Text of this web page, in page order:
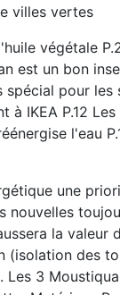
villes vertes
végétale
est un bon
pour
IKEA P.12
l'eau
une
la
des
3